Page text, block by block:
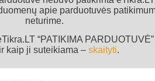
apie parduotuvės
neturime.
“PATIKIMA PARDUOTUVĖ”
kaip ji suteikiama – skaityti.